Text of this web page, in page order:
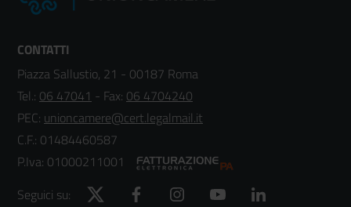
CONTATTI
Piazza Sallustio, 21 - 00187 Roma
Tel.: 06 47041 - Fax: 06 4704240
PEC: unioncamere@cert.legalmail.it
C.F.: 01484460587
P.Iva: 01000211001
Seguici su:
Twitter Facebook Instagram YouTube